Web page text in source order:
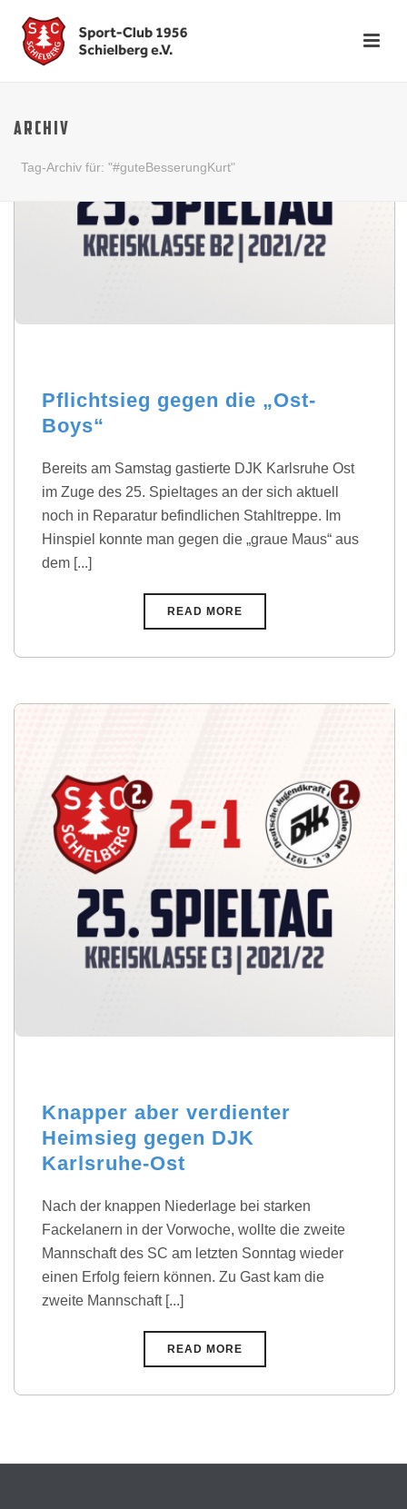
ARCHIV
Tag-Archiv für: "#guteBesserungKurt"
Pflichtsieg gegen die „Ost-
Boys“
Bereits am Samstag gastierte DJK Karlsruhe Ost
im Zuge des 25. Spieltages an der sich aktuell
noch in Reparatur befindlichen Stahltreppe. Im
Hinspiel konnte man gegen die „graue Maus“ aus
dem [...]
READ MORE
Knapper aber verdienter
Heimsieg gegen DJK
Karlsruhe-Ost
Nach der knappen Niederlage bei starken
Fackelanern in der Vorwoche, wollte die zweite
Mannschaft des SC am letzten Sonntag wieder
einen Erfolg feiern können. Zu Gast kam die
zweite Mannschaft [...]
READ MORE